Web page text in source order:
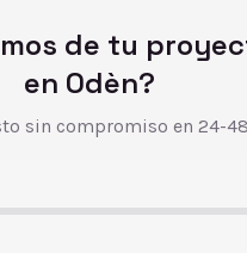
de tu
en Odèn?
sin compromiso en 24-